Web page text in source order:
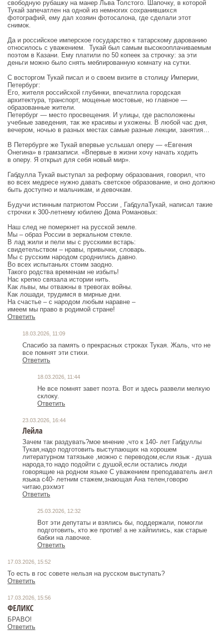
свободную рубашку на манер Льва Толстого. Шапочку, в которой
Тукай запечатлен на одной из немногих сохранившихся
фотографий, ему дал хозяин фотосалона, где сделали этот
снимок.
Да и российское имперское государство к татарскому дарованию
относилось с уважением. Тукай был самым высокооплачиваемым
поэтом в Казани. Ему платили по 50 копеек за строчку: за эти
деньги можно было снять меблированную комнату на сутки.
С восторгом Тукай писал и о своем визите в столицу Империи,
Петербург:
Его, жителя российской глубинки, впечатлила городская
архитектура, транспорт, мощеные мостовые, но главное —
образованные жители.
Петербург — место просвещения. И улицы, где расположены
учебные заведения, так же красивы и ухожены. В любой час дня,
вечером, ночью в разных местах самые разные лекции, занятия…
В Петербурге же Тукай впервые услышал оперу — «Евгения
Онегина» в грамзаписи. «Впервые в жизни хочу начать ходить
в оперу. Я открыл для себя новый мир».
Габдулла Тукай выступал за реформу образования, говорил, что
во всех медресе нужно давать светское образование, и оно должно
быть доступно и мальчикам, и девочкам.
Будучи истинным патриотом России , ГабдулаТукай, написал такие
строчки к 300-летнему юбилею Дома Романовых:
Наш след не померкнет на русской земле.
Мы – образ России в зеркальном стекле.
В лад жили и пели мы с русскими встарь:
свидетельством – нравы, привычки, словарь.
Мы с русским народом сроднились давно.
Во всех испытаньях стоим заодно.
Такого родства временам не избыть!
Нас крепко связала истории нить.
Как львы, мы отважны в тревогах войны.
Как лошади, трудимся в мирные дни.
На счастье – с народом любым наравне –
имеем мы право в родимой стране!
Ответить
18.03.2026, 11:09
Спасибо за память о прекрасных строках Тукая. Жаль, что не
все помнят эти стихи.
Ответить
18.03.2026, 11:44
Не все помнят завет поэта. Вот и здесь развели мелкую
склоку.
Ответить
23.03.2026, 16:44
Лейла
Зачем так раздувать?мое мнение ,что к 140- лет Габдуллы
Тукая,надо подготовить выступающих на хорошем
литературном татязыке ,можно с переводом,если язык - душа
народа,то надо подойти с душой,если остались люди
говорящие на родном языке С уважением преподаватель англ
языка с40- летним стажем,знающая Ана телен,говорю
читаю,рэхмэт
Ответить
25.03.2026, 12:32
Вот эти депутаты и взялись бы, поддержали, помогли
подготовить, кто же против! а не хайпились, как старые
бабки на лавочке.
Ответить
17.03.2026, 15:52
То есть в гос совете нельзя на русском выступать?
Ответить
17.03.2026, 15:56
ФЕЛИКС
БРАВО!
Ответить